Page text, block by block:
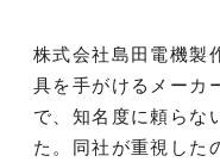
株式会社島田電機製
具を手がけるメーカ
で、知名度に頼らな
た。同社が重視した